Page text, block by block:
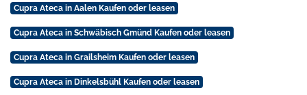
Cupra Ateca in Aalen Kaufen oder leasen
Cupra Ateca in Schwäbisch Gmünd Kaufen oder leasen
Cupra Ateca in Grailsheim Kaufen oder leasen
Cupra Ateca in Dinkelsbühl Kaufen oder leasen